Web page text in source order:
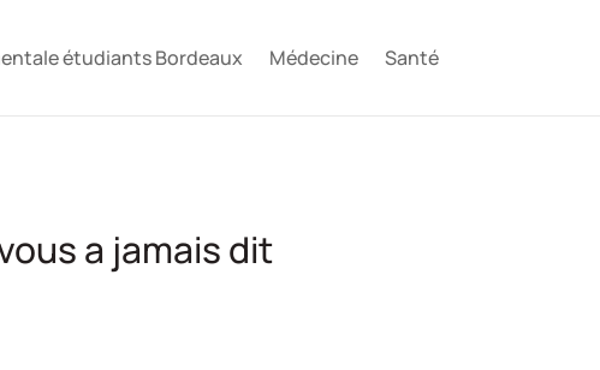
étudiants Bordeaux Médecine Santé
a jamais dit